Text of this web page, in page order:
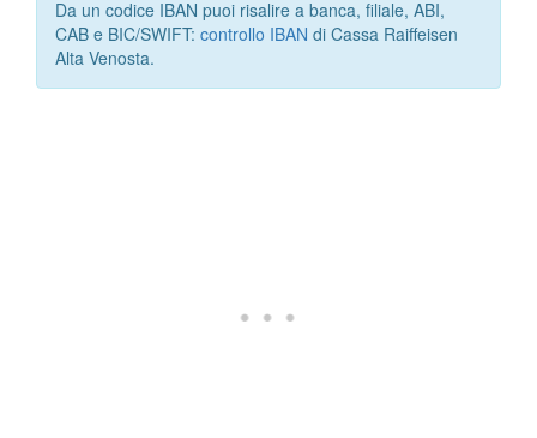
Da un codice IBAN puoi risalire a banca, filiale, ABI,
CAB e BIC/SWIFT: controllo IBAN di Cassa Raiffeisen
Alta Venosta.